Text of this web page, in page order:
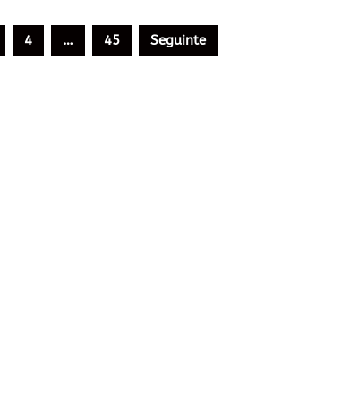
4 … 45 Seguinte